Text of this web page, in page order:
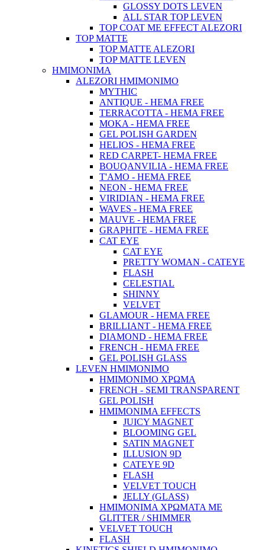
GLOSSY DOTS LEVEN
ALL STAR TOP LEVEN
TOP COAT ME EFFECT ALEZORI
TOP MATTE
TOP MATTE ALEZORI
TOP MATTE LEVEN
ΗΜΙΜΟΝΙΜΑ
ALEZORI ΗΜΙΜΟΝΙΜΟ
MYTHIC
ANTIQUE - HEMA FREE
TERRACOTTA - HEMA FREE
MOKA - HEMA FREE
GEL POLISH GARDEN
HELIOS - HEMA FREE
RED CARPET- HEMA FREE
BOUQANVILIA - HEMA FREE
T'AMO - HEMA FREE
NEON - HEMA FREE
VIRIDIAN - HEMA FREE
WAVES - HEMA FREE
MAUVE - HEMA FREE
GRAPHITE - HEMA FREE
CAT EYE
CAT EYE
PRETTY WOMAN - CATEYE
FLASH
CELESTIAL
SHINNY
VELVET
GLAMOUR - HEMA FREE
BRILLIANT - HEMA FREE
DIAMOND - HEMA FREE
FRENCH - HEMA FREE
GEL POLISH GLASS
LEVEN ΗΜΙΜΟΝΙΜΟ
ΗΜΙΜΟΝΙΜΟ ΧΡΩΜΑ
FRENCH - SEMI TRANSPARENT
GEL POLISH
HMIMONIMA EFFECTS
JUICY MAGNET
BLOOMING GEL
SATIN MAGNET
ILLUSION 9D
CATEYE 9D
FLASH
VELVET TOUCH
JELLY (GLASS)
ΗΜΙΜΟΝΙΜA ΧΡΩΜΑΤΑ ΜΕ
GLITTER / SHIMMER
VELVET TOUCH
FLASH